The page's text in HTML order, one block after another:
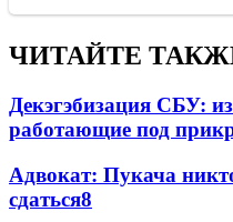
ЧИТАЙТЕ
Декэгэбизация СБУ:
работающие под
Адвокат: Пукача
сдаться8